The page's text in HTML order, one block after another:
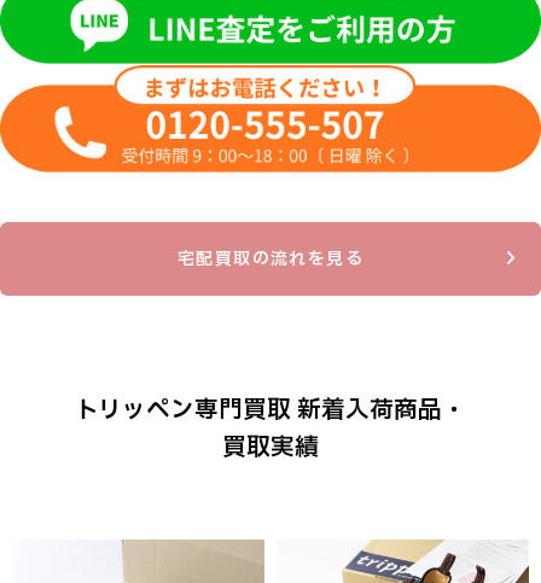
宅配買取の流れを見る
トリッペン専門買取 新着入荷商品・
買取実績